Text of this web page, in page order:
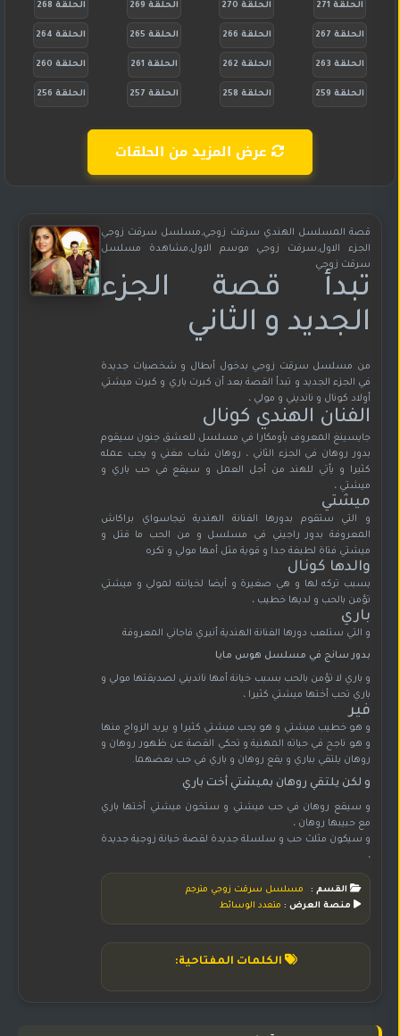
الحلقة 271 الحلقة 270 الحلقة 269 الحلقة 268
الحلقة 267 الحلقة 266 الحلقة 265 الحلقة 264
الحلقة 263 الحلقة 262 الحلقة 261 الحلقة 260
الحلقة 259 الحلقة 258 الحلقة 257 الحلقة 256
عرض المزيد من الحلقات
قصة المسلسل الهندي سرقت زوجي,مسلسل سرقت زوجي
الجزء الاول,سرقت زوجي موسم الاول,مشاهدة مسلسل
سرقت زوجي
تبدأ قصة الجزء
الجديد و الثاني
من مسلسل سرقت زوجي بدخول أبطال و شخصيات جديدة
في الجزء الجديد و تبدأ القصة بعد أن كبرت باري و كبرت ميشتي
أولاد كونال و نانديني و مولي ،
الفنان الهندي كونال
جايسينغ المعروف بأومكارا في مسلسل للعشق جنون سيقوم
بدور روهان في الجزء الثاني ، روهان شاب مغني و يحب عمله
كثيرا و يأتي للهند من أجل العمل و سيقع في حب باري و
ميشتي ،
ميشتي
و التي ستقوم بدورها الفنانة الهندية تيجاسواي براكاش
المعروفة بدور راجيني في مسلسل و من الحب ما قتل و
ميشتي فتاة لطيفة جدا و قوية مثل أمها مولي و تكره
والدها كونال
بسبب تركه لها و هي صغيرة و أيضا لخيانته لمولي و ميشتي
تؤمن بالحب و لديها خطيب ،
باري
و التي ستلعب دورها الفنانة الهندية أنيري فاجاني المعروفة
بدور سانج في مسلسل هوس مايا
و باري لا تؤمن بالحب بسبب خيانة أمها نانديني لصديقتها مولي و
باري تحب أختها ميشتي كثيرا ،
فير
و هو خطيب ميشتي و هو يحب ميشتي كثيرا و يريد الزواج منها
و هو ناجح في حياته المهنية و تحكي القصة عن ظهور روهان و
روهان يلتقي بباري و يقع روهان و باري في حب بعضهما.
و لكن يلتقي روهان بميشتي أخت باري
و سيقع روهان في حب ميشتي و ستخون ميشتي أختها باري
مع حبيبها روهان ،
و سيكون مثلث حب و سلسلة جديدة لقصة خيانة زوجية جديدة
،
القسم :
مسلسل سرقت زوجي مترجم
منصة العرض : متعدد الوسائط
الكلمات المفتاحية: